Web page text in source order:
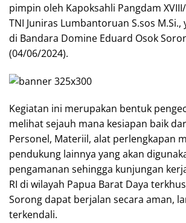
pimpin oleh Kapoksahli Pangdam
TNI Juniras Lumbantoruan S.sos
di Bandara Domine Eduard Osok
(04/06/2024).
Kegiatan ini merupakan bentuk
melihat sejauh mana kesiapan baik
Personel, Materiil, alat perlengkapan
pendukung lainnya yang akan
pengamanan sehingga kunjungan
RI di wilayah Papua Barat Daya
Sorong dapat berjalan secara aman,
terkendali.